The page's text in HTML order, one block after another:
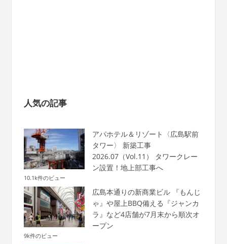
人気の記事
アパホテル＆リゾート〈広島駅前
タワー〉 新築工事
2026.07（Vol.11） タワークレー
ン設置！地上部工事へ
10.1k件のビュー
広島本通りの新商業ビル 『もんじ
ゃ』や屋上BBQ備える『ジャンカ
ラ』など4店舗が7月末から順次オ
ープン
9k件のビュー